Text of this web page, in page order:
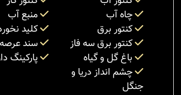
چاه آب
منبع آب
کنتور برق
کلید
کنتور برق سه فاز
سند
باغ گل و گیاه
پارکینگ
چشم انداز دریا و
جنگل